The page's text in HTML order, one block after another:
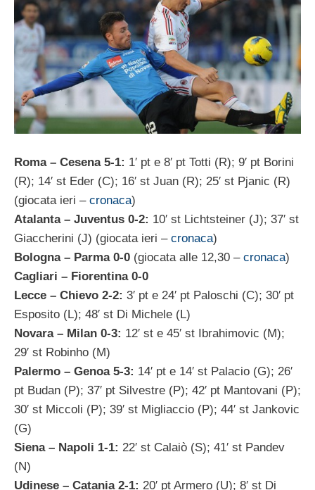
Roma – Cesena 5-1: 1′ pt e 8′ pt Totti (R); 9′ pt Borini
(R); 14′ st Eder (C); 16′ st Juan (R); 25′ st Pjanic (R)
(giocata ieri – cronaca)
Atalanta – Juventus 0-2: 10′ st Lichtsteiner (J); 37′ st
Giaccherini (J) (giocata ieri – cronaca)
Bologna – Parma 0-0 (giocata alle 12,30 – cronaca)
Cagliari – Fiorentina 0-0
Lecce – Chievo 2-2: 3′ pt e 24′ pt Paloschi (C); 30′ pt
Esposito (L); 48′ st Di Michele (L)
Novara – Milan 0-3: 12′ st e 45′ st Ibrahimovic (M);
29′ st Robinho (M)
Palermo – Genoa 5-3: 14′ pt e 14′ st Palacio (G); 26′
pt Budan (P); 37′ pt Silvestre (P); 42′ pt Mantovani (P);
30′ st Miccoli (P); 39′ st Migliaccio (P); 44′ st Jankovic
(G)
Siena – Napoli 1-1: 22′ st Calaiò (S); 41′ st Pandev
(N)
Udinese – Catania 2-1: 20′ pt Armero (U); 8′ st Di